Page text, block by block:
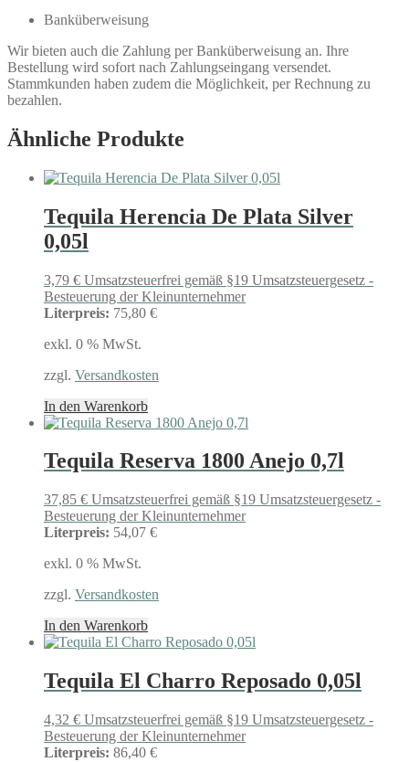
Banküberweisung
Wir bieten auch die Zahlung per Banküberweisung an. Ihre
Bestellung wird sofort nach Zahlungseingang versendet.
Stammkunden haben zudem die Möglichkeit, per Rechnung zu
bezahlen.
Ähnliche Produkte
Tequila Herencia De Plata Silver
0,05l
3,79 € Umsatzsteuerfrei gemäß §19 Umsatzsteuergesetz -
Besteuerung der Kleinunternehmer
Literpreis: 75,80 €
exkl. 0 % MwSt.
zzgl. Versandkosten
In den Warenkorb
Tequila Reserva 1800 Anejo 0,7l
37,85 € Umsatzsteuerfrei gemäß §19 Umsatzsteuergesetz -
Besteuerung der Kleinunternehmer
Literpreis: 54,07 €
exkl. 0 % MwSt.
zzgl. Versandkosten
In den Warenkorb
Tequila El Charro Reposado 0,05l
4,32 € Umsatzsteuerfrei gemäß §19 Umsatzsteuergesetz -
Besteuerung der Kleinunternehmer
Literpreis: 86,40 €